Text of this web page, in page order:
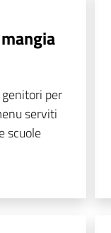
per
serviti
scuole